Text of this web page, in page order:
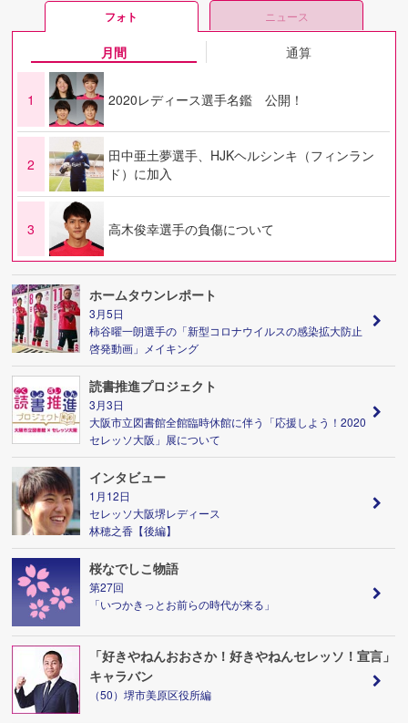
フォト ニュース
月間 通算
1 2020レディース選手名鑑 公開！
2
田中亜土夢選手、HJKヘルシンキ（フィンラン
ド）に加入
3 高木俊幸選手の負傷について
ホームタウンレポート
3月5日
柿谷曜一朗選手の「新型コロナウイルスの感染拡大防止
啓発動画」メイキング
読書推進プロジェクト
3月3日
大阪市立図書館全館臨時休館に伴う「応援しよう！2020
セレッソ大阪」展について
インタビュー
1月12日
セレッソ大阪堺レディース
林穂之香【後編】
桜なでしこ物語
第27回
「いつかきっとお前らの時代が来る」
「好きやねんおおさか！好きやねんセレッソ！宣言」
キャラバン
（50）堺市美原区役所編